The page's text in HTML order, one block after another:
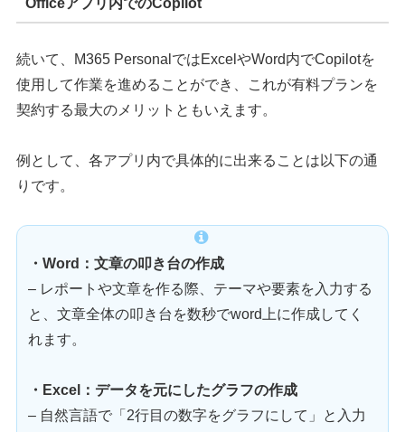
Officeアプリ内でのCopilot
続いて、M365 PersonalではExcelやWord内でCopilotを
使用して作業を進めることができ、これが有料プランを
契約する最大のメリットともいえます。
例として、各アプリ内で具体的に出来ることは以下の通
りです。
・Word：文章の叩き台の作成
– レポートや文章を作る際、テーマや要素を入力する
と、文章全体の叩き台を数秒でword上に作成してく
れます。
・Excel：データを元にしたグラフの作成
– 自然言語で「2行目の数字をグラフにして」と入力